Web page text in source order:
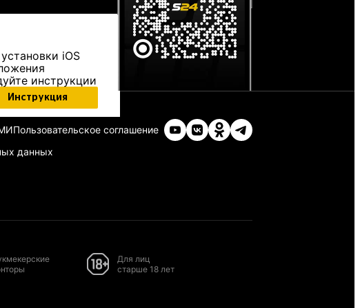
iOS
инструкции
Инструкция
Пользовательское соглашение
данных
Для лиц
старше 18 лет